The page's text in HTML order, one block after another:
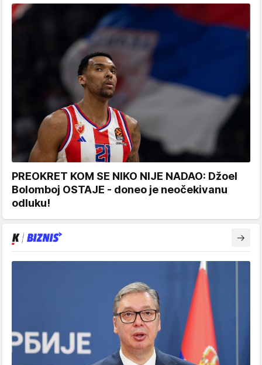
PREOKRET KOM SE NIKO NIJE NADAO: Džoel
Bolomboj OSTAJE - doneo je neočekivanu
odluku!